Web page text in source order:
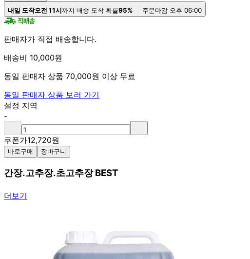
내일 도착오전 11시까지 배송 도착 확률95% 주문마감 오후 06:00
판매자가 직접 배송합니다.
배송비 10,000원
동일 판매자 상품 70,000원 이상 무료
동일 판매자 상품 보러 가기
설정 지역
-
쿠폰가12,720원
바로구매 장바구니
간장.고추장.초고추장 BEST
더보기